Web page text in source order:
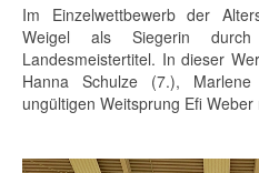
Im Einzelwettbewerb der
Weigel als Siegerin
Landesmeistertitel. In dieser
Hanna Schulze (7.),
ungültigen Weitsprung Efi